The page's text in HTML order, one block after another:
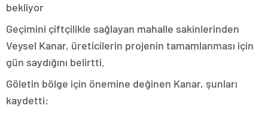
bekliyor
Geçimini çiftçilikle sağlayan mahalle sakinlerinden
Veysel Kanar, üreticilerin projenin tamamlanması için
gün saydığını belirtti.
Göletin bölge için önemine değinen Kanar, şunları
kaydetti: